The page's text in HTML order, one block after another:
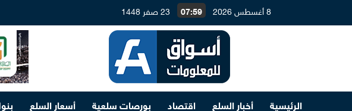
8 أغسطس 2026 07:59 23 صفر 1448
الرئيسية أخبار السلع اقتصاد بورصات سلعية أسعار السلع